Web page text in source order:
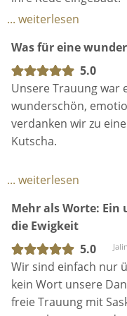
Auch unsere Gäste
unseren Tag so
Eine absolute
... weiterlesen
Was für eine
5.0
Unsere Trauung war
wunderschön,
verdanken wir zu
Kutscha.
Mit ihrer
etwas ganz
genau so, wie wir sie
mitreißend,
schön – und dabei
Schon in der
... weiterlesen
Mehr als Worte:
die Ewigkeit
5.0
Wir sind einfach nur
kein Wort unsere
freie Trauung mit